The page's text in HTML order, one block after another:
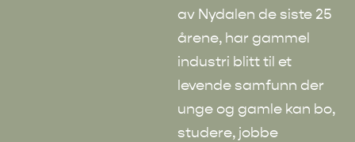
av Nydalen de siste 25
årene, har gammel
industri blitt til et
levende samfunn der
unge og gamle kan bo,
studere, jobbe